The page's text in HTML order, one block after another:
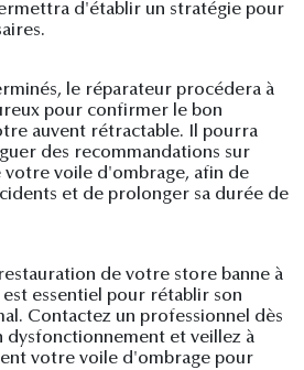
d'établir un stratégie pour
le réparateur procédera à
pour confirmer le bon
auvent rétractable. Il pourra
des recommandations sur
voile d'ombrage, afin de
et de prolonger sa durée de
de votre store banne à
essentiel pour rétablir son
Contactez un professionnel dès
dysfonctionnement et veillez à
votre voile d'ombrage pour